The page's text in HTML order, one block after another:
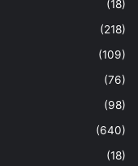
(18)
(218)
(109)
(76)
(98)
(640)
(18)